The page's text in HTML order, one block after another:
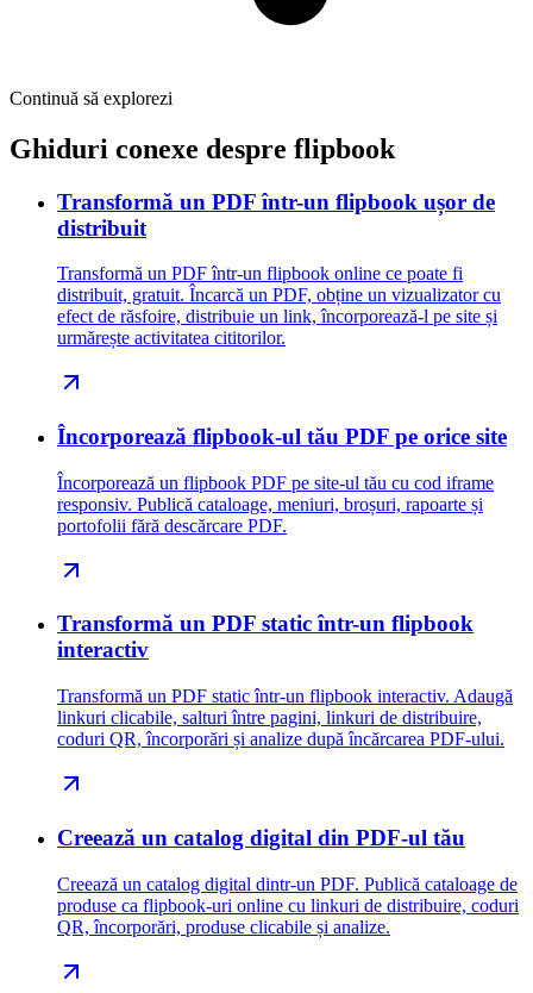
Continuă să explorezi
Ghiduri conexe despre flipbook
Transformă un PDF într-un flipbook ușor de
distribuit
Transformă un PDF într-un flipbook online ce poate fi
distribuit, gratuit. Încarcă un PDF, obține un vizualizator cu
efect de răsfoire, distribuie un link, încorporează-l pe site și
urmărește activitatea cititorilor.
Încorporează flipbook-ul tău PDF pe orice site
Încorporează un flipbook PDF pe site-ul tău cu cod iframe
responsiv. Publică cataloage, meniuri, broșuri, rapoarte și
portofolii fără descărcare PDF.
Transformă un PDF static într-un flipbook
interactiv
Transformă un PDF static într-un flipbook interactiv. Adaugă
linkuri clicabile, salturi între pagini, linkuri de distribuire,
coduri QR, încorporări și analize după încărcarea PDF-ului.
Creează un catalog digital din PDF-ul tău
Creează un catalog digital dintr-un PDF. Publică cataloage de
produse ca flipbook-uri online cu linkuri de distribuire, coduri
QR, încorporări, produse clicabile și analize.